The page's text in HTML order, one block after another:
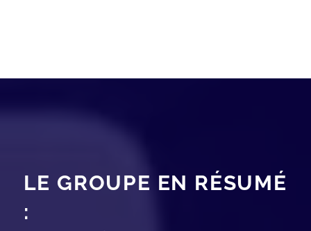
LE GROUPE EN RÉSUMÉ
: